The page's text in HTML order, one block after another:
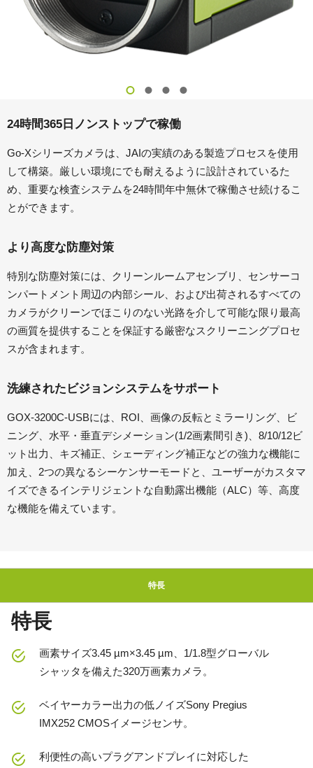
24時間365日ノンストップで稼働
Go-Xシリーズカメラは、JAIの実績のある製造プロセスを使用
して構築。厳しい環境にでも耐えるように設計されているた
め、重要な検査システムを24時間年中無休で稼働させ続けるこ
とができます。
より高度な防塵対策
特別な防塵対策には、クリーンルームアセンブリ、センサーコ
ンパートメント周辺の内部シール、および出荷されるすべての
カメラがクリーンでほこりのない光路を介して可能な限り最高
の画質を提供することを保証する厳密なスクリーニングプロセ
スが含まれます。
洗練されたビジョンシステムをサポート
GOX-3200C-USBには、ROI、画像の反転とミラーリング、ビ
ニング、水平・垂直デシメーション(1/2画素間引き)、8/10/12ビ
ット出力、キズ補正、シェーディング補正などの強力な機能に
加え、2つの異なるシーケンサーモードと、ユーザーがカスタマ
イズできるインテリジェントな自動露出機能（ALC）等、高度
な機能を備えています。
特長
特長
画素サイズ3.45 µm×3.45 µm、1/1.8型グローバル
シャッタを備えた320万画素カメラ。
ベイヤーカラー出力の低ノイズSony Pregius
IMX252 CMOSイメージセンサ。
利便性の高いプラグアンドプレイに対応した